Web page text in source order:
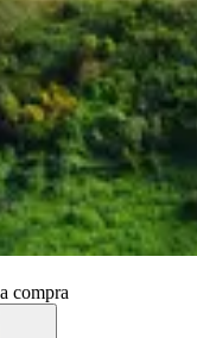
compra